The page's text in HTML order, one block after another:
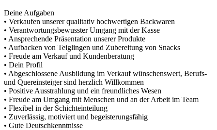
Deine Aufgaben
• Verkaufen unserer qualitativ hochwertigen Backwaren
• Verantwortungsbewusster Umgang mit der Kasse
• Ansprechende Präsentation unserer Produkte
• Aufbacken von Teiglingen und Zubereitung von Snacks
• Freude am Verkauf und Kundenberatung
• Dein Profil
• Abgeschlossene Ausbildung im Verkauf wünschenswert, Berufs-
und Quereinsteiger sind herzlich Willkommen
• Positive Ausstrahlung und ein freundliches Wesen
• Freude am Umgang mit Menschen und an der Arbeit im Team
• Flexibel in der Schichteinteilung
• Zuverlässig, motiviert und begeisterungsfähig
• Gute Deutschkenntnisse